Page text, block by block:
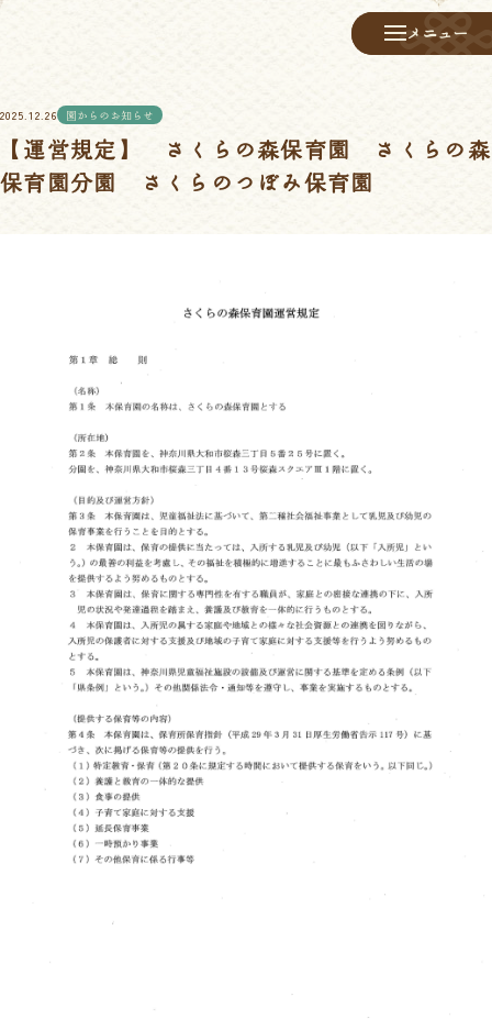
メニュー
メニュー
2025.12.26 園からのお知らせ
【運営規定】 さくらの森保育園 さくらの森
保育園分園 さくらのつぼみ保育園